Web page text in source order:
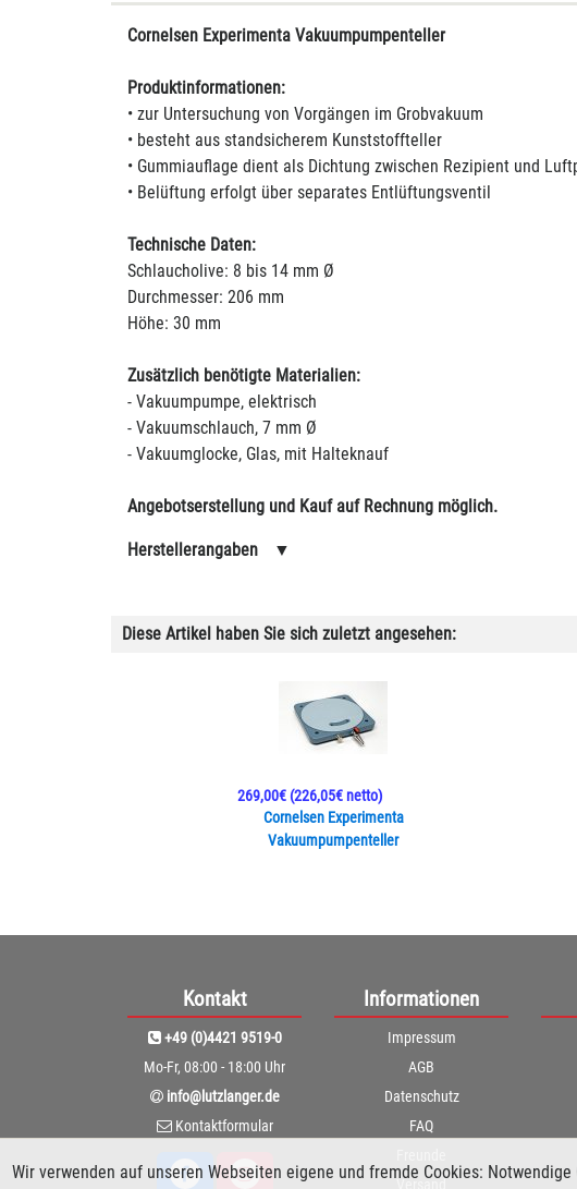
Wir verwenden auf unseren Webseiten eigene und fremde Cookies:
Cornelsen Experimenta Vakuumpumpenteller
Produktinformationen:
• zur Untersuchung von Vorgängen im Grobvakuum
• besteht aus standsicherem Kunststoffteller
• Gummiauflage dient als Dichtung zwischen Rezipient und
• Belüftung erfolgt über separates Entlüftungsventil
Technische Daten:
Schlaucholive: 8 bis 14 mm Ø
Durchmesser: 206 mm
Höhe: 30 mm
Zusätzlich benötigte Materialien:
- Vakuumpumpe, elektrisch
- Vakuumschlauch, 7 mm Ø
- Vakuumglocke, Glas, mit Halteknauf
Angebotserstellung und Kauf auf Rechnung möglich.
Herstellerangaben ▼
Diese Artikel haben Sie sich zuletzt angesehen:
Cornelsen Experimenta
Vakuumpumpenteller
269,00€(226,05€ netto)
Kontakt
+49 (0)4421 9519-0
Mo-Fr, 08:00 - 18:00 Uhr
info@lutzlanger.de
Kontaktformular
Informationen
Impressum
AGB
Datenschutz
FAQ
Versand